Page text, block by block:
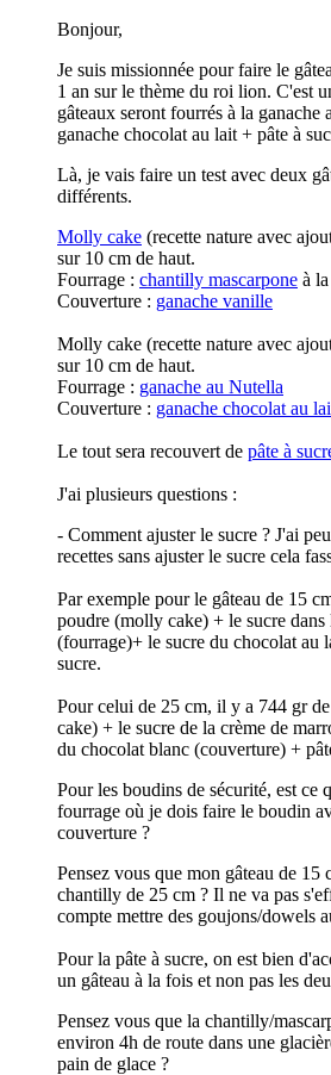
Bonjour,
Je suis missionnée pour faire le
1 an sur le thème du roi lion. C'est
gâteaux seront fourrés à la
ganache chocolat au lait + pâte à
Là, je vais faire un test avec deux
différents.
Molly cake (recette nature avec
sur 10 cm de haut.
Fourrage : chantilly mascarpone à
Couverture : ganache vanille
Molly cake (recette nature avec
sur 10 cm de haut.
Fourrage : ganache au Nutella
Couverture : ganache chocolat au
Le tout sera recouvert de pâte à
J'ai plusieurs questions :
- Comment ajuster le sucre ? J'ai
recettes sans ajuster le sucre cela
Par exemple pour le gâteau de 15
poudre (molly cake) + le sucre
(fourrage)+ le sucre du chocolat au
sucre.
Pour celui de 25 cm, il y a 744 gr
cake) + le sucre de la crème de
du chocolat blanc (couverture) +
Pour les boudins de sécurité, est ce
fourrage où je dois faire le boudin
couverture ?
Pensez vous que mon gâteau de 15
chantilly de 25 cm ? Il ne va pas
compte mettre des goujons/dowels
Pour la pâte à sucre, on est bien
un gâteau à la fois et non pas les
Pensez vous que la chantilly/
environ 4h de route dans une
pain de glace ?